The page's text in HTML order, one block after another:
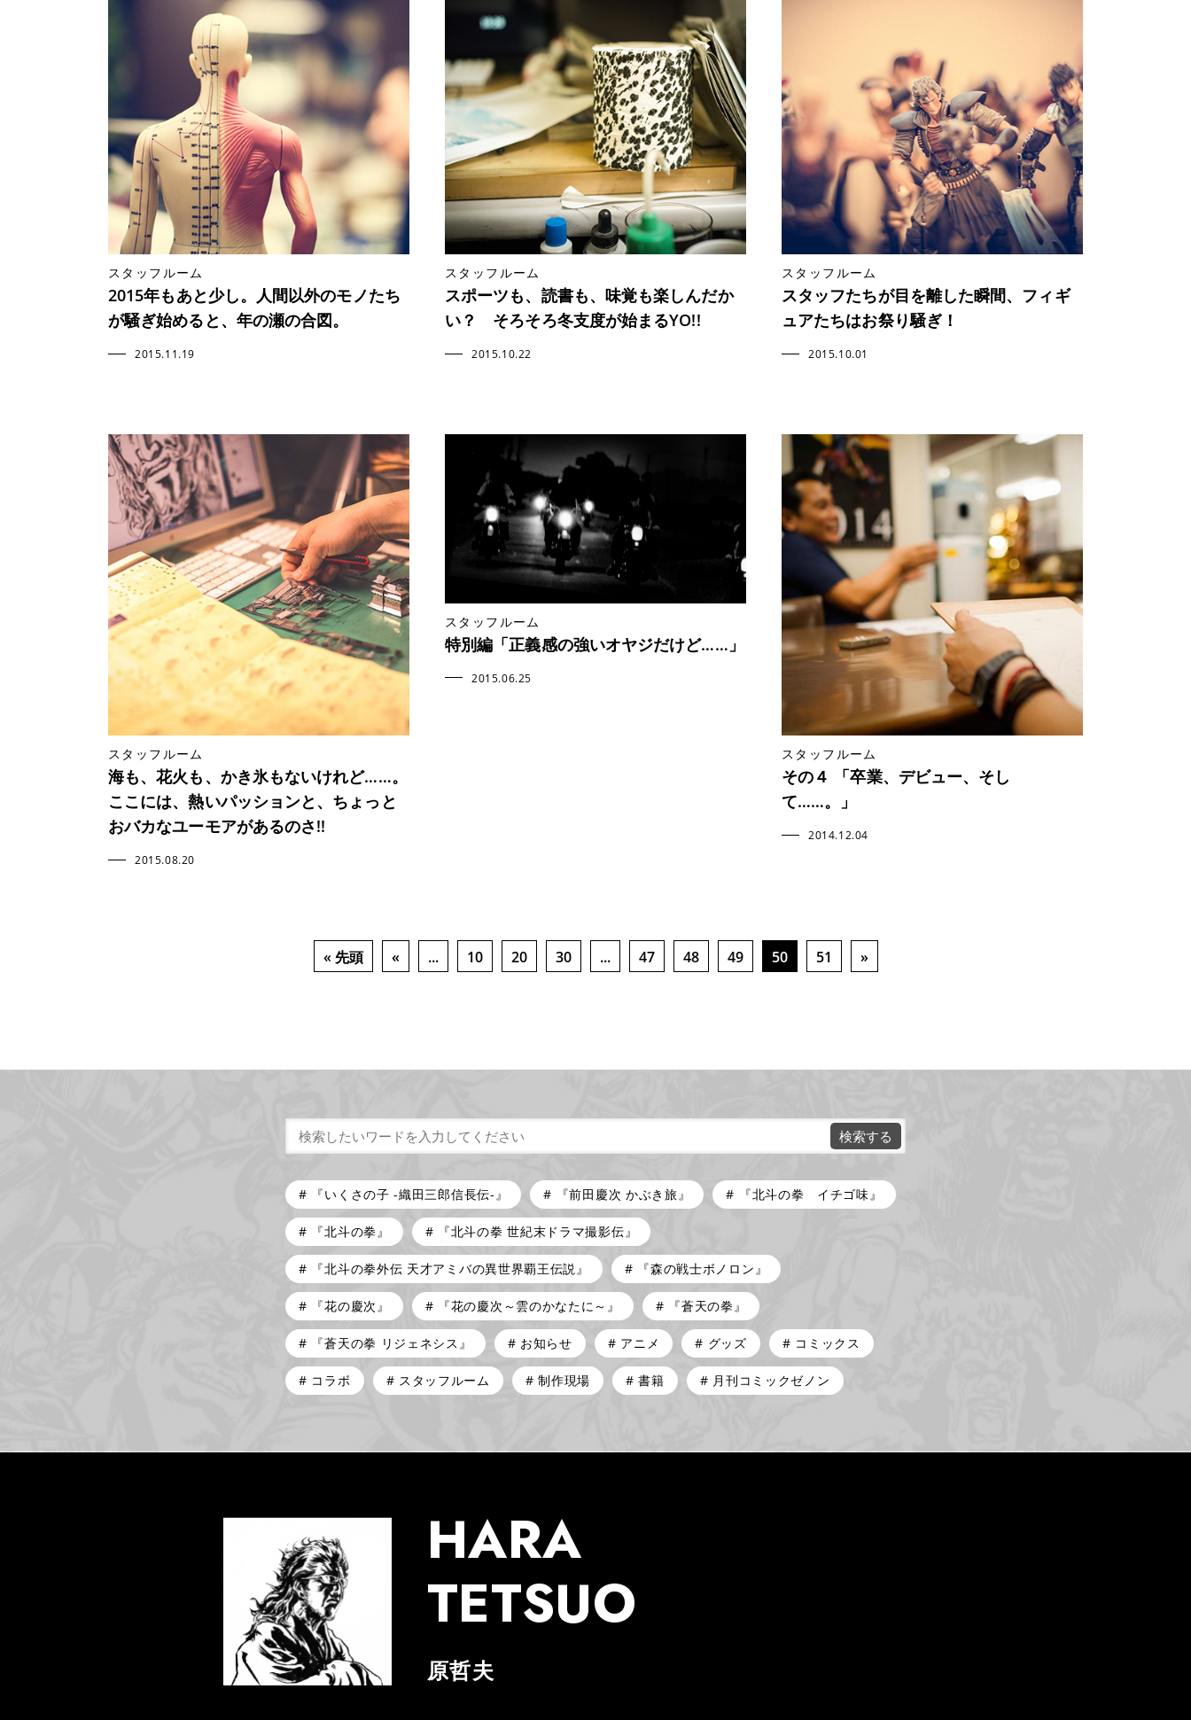
スタッフルーム
2015年もあと少し。人間以外のモノたち
が騒ぎ始めると、年の瀬の合図。
2015.11.19
スタッフルーム
スポーツも、読書も、味覚も楽しんだか
い？ そろそろ冬支度が始まるYO!!
2015.10.22
スタッフルーム
スタッフたちが目を離した瞬間、フィギ
ュアたちはお祭り騒ぎ！
2015.10.01
スタッフルーム
海も、花火も、かき氷もないけれど……。
ここには、熱いパッションと、ちょっと
おバカなユーモアがあるのさ!!
2015.08.20
スタッフルーム
特別編「正義感の強いオヤジだけど……」
2015.06.25
スタッフルーム
その４ 「卒業、デビュー、そし
て……。」
2014.12.04
« 先頭 « ... 10 20 30 ... 47 48 49 50 51 »
『いくさの子 -織田三郎信長伝-』 『前田慶次 かぶき旅』 『北斗の拳 イチゴ味』
『北斗の拳』 『北斗の拳 世紀末ドラマ撮影伝』
『北斗の拳外伝 天才アミバの異世界覇王伝説』 『森の戦士ボノロン』
『花の慶次』 『花の慶次～雲のかなたに～』 『蒼天の拳』
『蒼天の拳 リジェネシス』 お知らせ アニメ グッズ コミックス
コラボ スタッフルーム 制作現場 書籍 月刊コミックゼノン
HARA
TETSUO
原哲夫